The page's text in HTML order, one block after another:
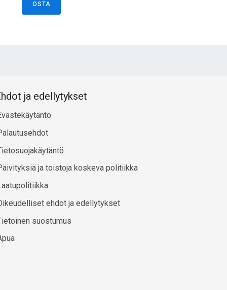
OSTA
ja edellytykset
ja toistoja koskeva politiikka
ehdot ja edellytykset
suostumus